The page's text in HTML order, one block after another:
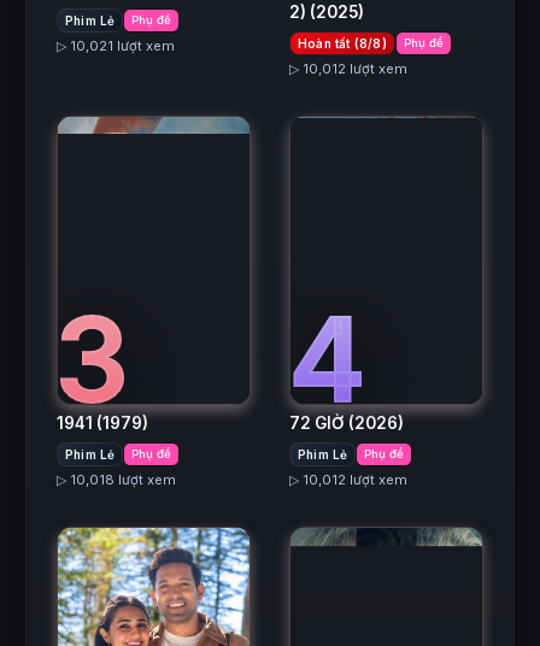
Phim Lẻ Phụ đề
▷ 10,021 lượt xem
2) (2025)
Hoàn tất (8/8) Phụ đề
▷ 10,012 lượt xem
3
1941 (1979)
Phim Lẻ Phụ đề
▷ 10,018 lượt xem
4
72 GIỜ (2026)
Phim Lẻ Phụ đề
▷ 10,012 lượt xem